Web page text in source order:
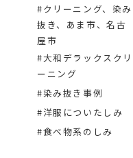
#クリーニング、染み
抜き、あま市、名古
屋市
#大和デラックスクリ
ーニング
#染み抜き事例
#洋服についたしみ
#食べ物系のしみ